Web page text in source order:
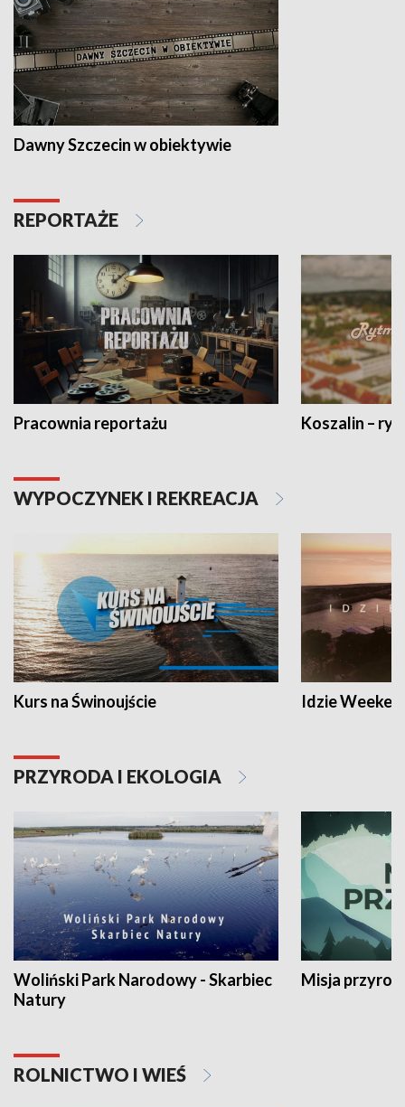
Dawny Szczecin w obiektywie
REPORTAŻE
Pracownia reportażu Koszalin –
WYPOCZYNEK I REKREACJA
Kurs na Świnoujście Idzie
PRZYRODA I EKOLOGIA
Woliński Park Narodowy - Skarbiec
Natury
Misja
ROLNICTWO I WIEŚ